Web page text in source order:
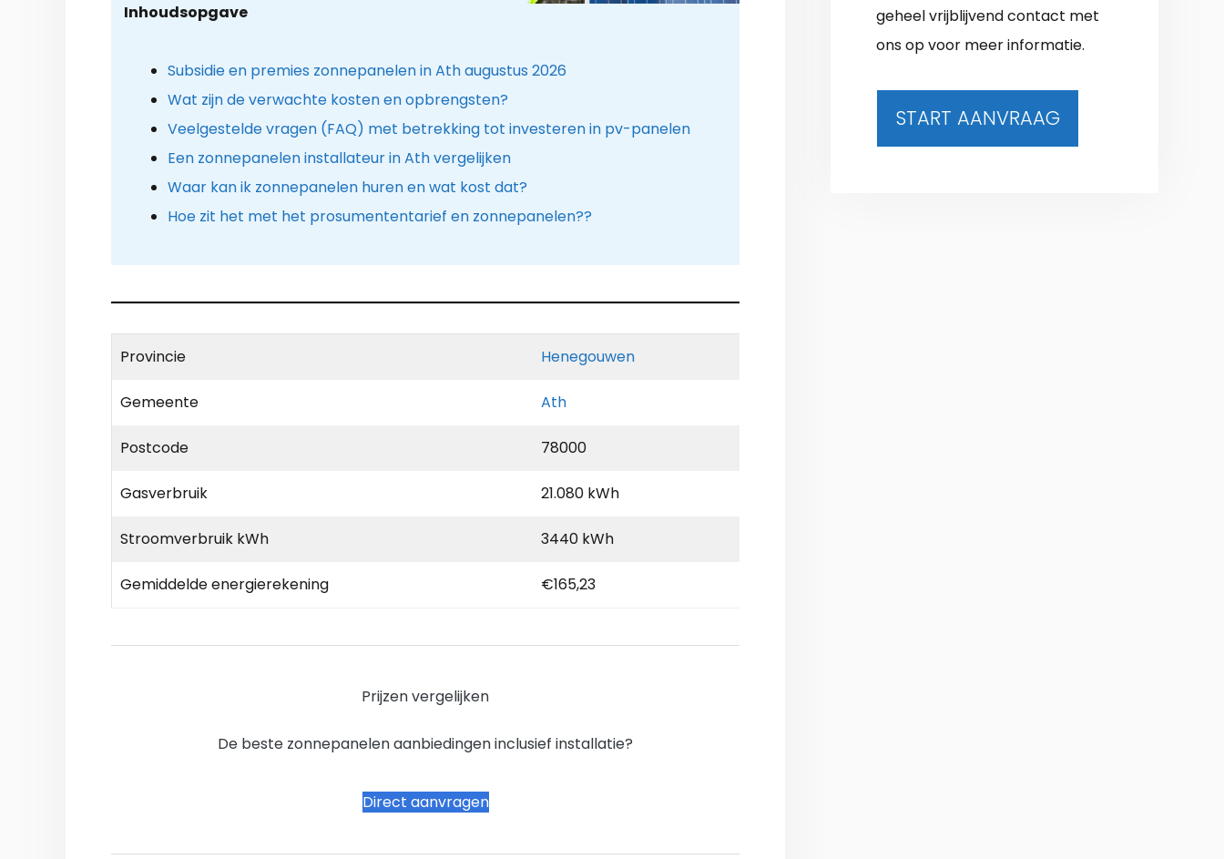
Inhoudsopgave
Subsidie en premies zonnepanelen in Ath augustus 2026
Wat zijn de verwachte kosten en opbrengsten?
Veelgestelde vragen (FAQ) met betrekking tot investeren in pv-panelen
Een zonnepanelen installateur in Ath vergelijken
Waar kan ik zonnepanelen huren en wat kost dat?
Hoe zit het met het prosumententarief en zonnepanelen??
Provincie Henegouwen
Gemeente Ath
Postcode 78000
Gasverbruik 21.080 kWh
Stroomverbruik kWh 3440 kWh
Gemiddelde energierekening €165,23
Prijzen vergelijken
De beste zonnepanelen aanbiedingen inclusief installatie?
Direct aanvragen
geheel vrijblijvend contact met
ons op voor meer informatie.
START AANVRAAG